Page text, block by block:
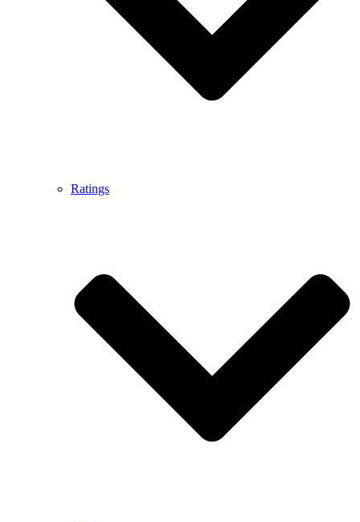
Ratings